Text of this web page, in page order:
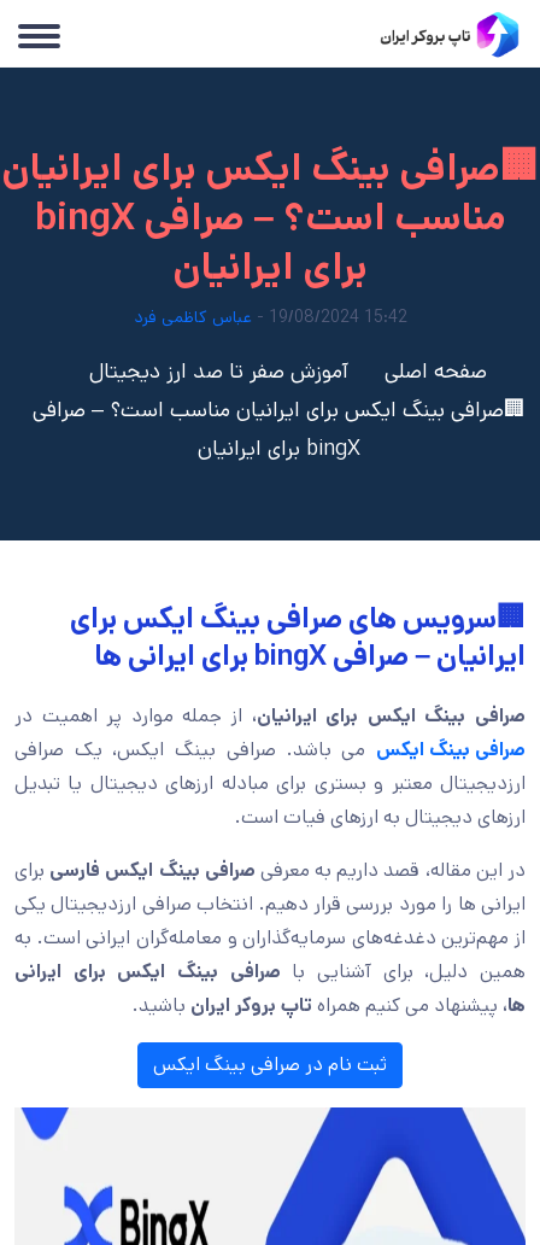
🏢صرافی بینگ ایکس برای ایرانیان
مناسب است؟ – صرافی bingX
برای ایرانیان
15:42 19/08/2024 - عباس کاظمی فرد
صفحه اصلی
آموزش صفر تا صد ارز دیجیتال
🏢صرافی بینگ ایکس برای ایرانیان مناسب است؟ – صرافی
bingX برای ایرانیان
🏢سرویس های صرافی بینگ ایکس برای
ایرانیان – صرافی bingX برای ایرانی ها
صرافی بینگ ایکس برای ایرانیان، از جمله موارد پر اهمیت در
صرافی بینگ ایکس می باشد. صرافی بینگ ایکس، یک صرافی
ارزدیجیتال معتبر و بستری برای مبادله ارزهای دیجیتال یا تبدیل
ارزهای دیجیتال به ارزهای فیات است.
در این مقاله، قصد داریم به معرفی صرافی بینگ ایکس فارسی برای
ایرانی ها را مورد بررسی قرار دهیم. انتخاب صرافی ارزدیجیتال یکی
از مهم‌ترین دغدغه‌های سرمایه‌گذاران و معامله‌گران ایرانی است. به
همین دلیل، برای آشنایی با صرافی بینگ ایکس برای ایرانی
ها، پیشنهاد می کنیم همراه تاپ بروکر ایران باشید.
ثبت نام در صرافی بینگ ایکس